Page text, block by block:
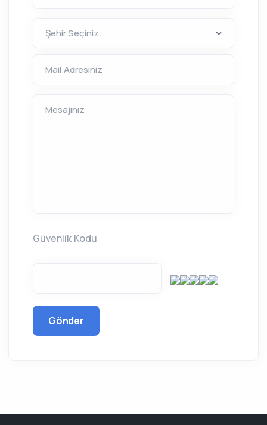
Mail Adresiniz
Mesajınız
Güvenlik Kodu
Gönder